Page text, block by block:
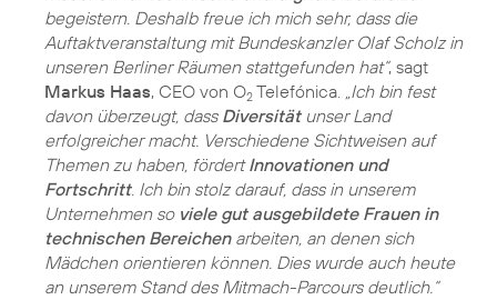
begeistern. Deshalb freue ich mich sehr, dass die
Auftaktveranstaltung mit Bundeskanzler Olaf Scholz in
unseren Berliner Räumen stattgefunden hat“, sagt
Markus Haas, CEO von O2 Telefónica. „Ich bin fest
davon überzeugt, dass Diversitätunser Land
erfolgreicher macht. Verschiedene Sichtweisen auf
Themen zu haben, fördertInnovationen und
Fortschritt. Ich bin stolz darauf, dass in unserem
Unternehmen so viele gut ausgebildete Frauen in
technischen Bereichenarbeiten, an denen sich
Mädchen orientieren können. Dies wurde auch heute
an unserem Stand des Mitmach-Parcours deutlich.“